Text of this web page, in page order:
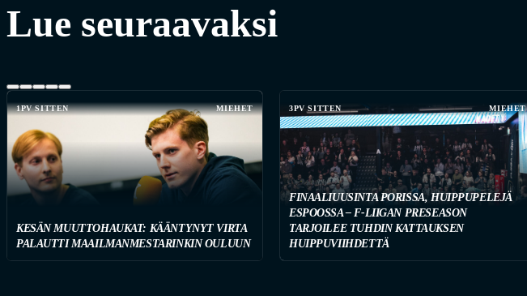
Lue seuraavaksi
1PV SITTEN MIEHET
KESÄN MUUTTOHAUKAT: KÄÄNTYNYT VIRTA
PALAUTTI MAAILMANMESTARINKIN OULUUN
3PV SITTEN MIEHET
FINAALIUUSINTA PORISSA, HUIPPUPELEJÄ
ESPOOSSA – F-LIIGAN PRESEASON
TARJOILEE TUHDIN KATTAUKSEN
HUIPPUVIIHDETTÄ